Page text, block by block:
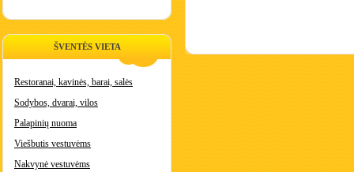
ŠVENTĖS VIETA
Restoranai, kavinės, barai, salės
Sodybos, dvarai, vilos
Palapinių nuoma
Viešbutis vestuvėms
Nakvynė vestuvėms